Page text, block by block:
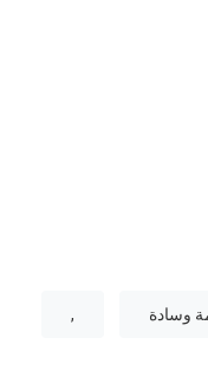
وسادة ,